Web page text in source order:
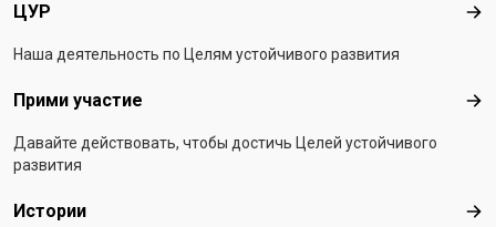
ЦУР
Наша деятельность по Целям устойчивого развития
Прими участие
Давайте действовать, чтобы достичь Целей устойчивого
развития
Истории